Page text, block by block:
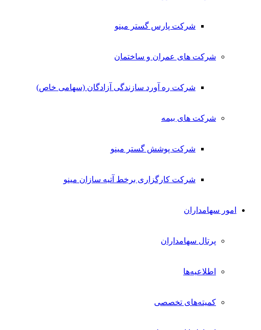
شرکت پارس گستر مینو
شرکت های عمران و ساختمان
شرکت ره آورد سازندگی آزادگان (سهامی خاص)
شرکت های بیمه
شرکت پوشش گستر مینو
شرکت کارگزاری برخط آتیه سازان مینو
امور سهامداران
پرتال سهامداران
اطلاعیه‌ها
کمیته‌های تخصصی